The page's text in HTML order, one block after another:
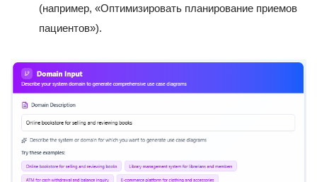
(например, «Оптимизировать планирование приемов
пациентов»).